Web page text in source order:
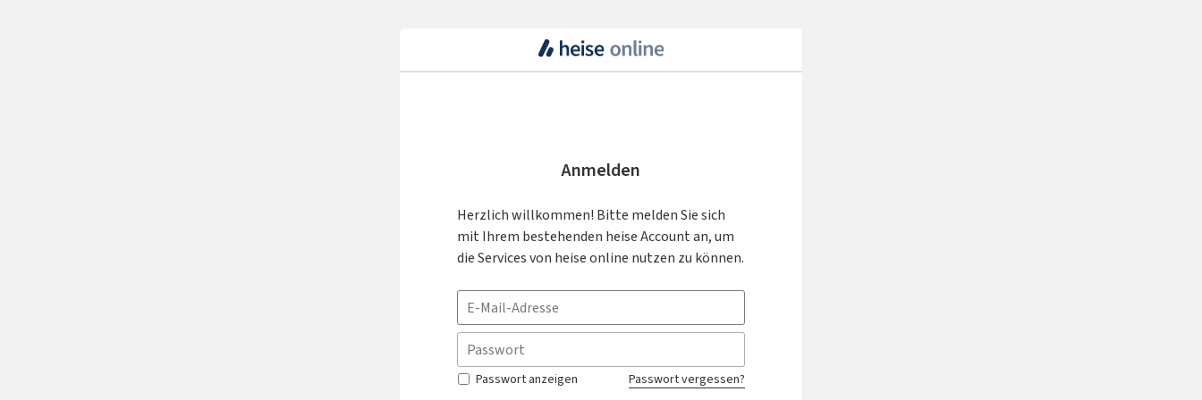
Anmelden
Herzlich willkommen! Bitte melden Sie sich
mit Ihrem bestehenden heise Account an, um
die Services von heise online nutzen zu können.
Passwort anzeigen Passwort vergessen?